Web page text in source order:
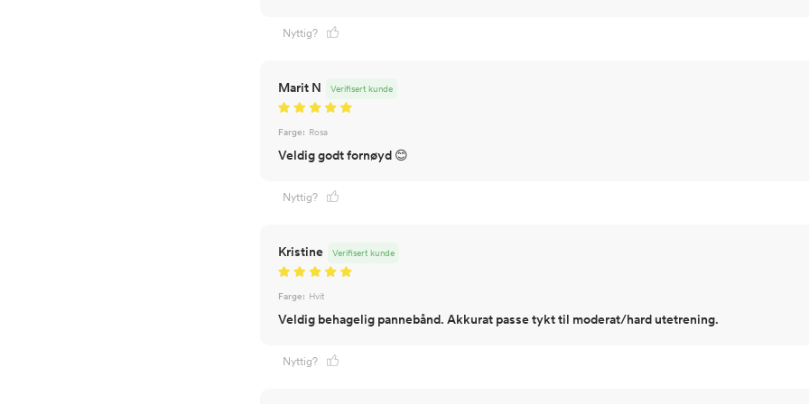
Nyttig?
Marit N Verifisert kunde
Farge: Rosa
Veldig godt fornøyd 😊
Nyttig?
Kristine Verifisert kunde
Farge: Hvit
Veldig behagelig pannebånd. Akkurat passe tykt til moderat/hard utetrening.
Nyttig?